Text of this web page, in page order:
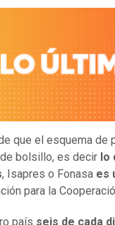
que el esquema de
bolsillo, es decir lo
, Isapres o Fonasa es
para la
país seis de cada